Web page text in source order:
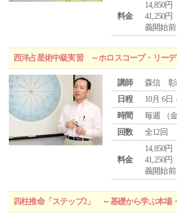
料金
14,850
41,250
義開始前
西洋占星術中級実習 ～ホロスコープ・リー
講師
森信 彰
日程
10月 6日
時間
毎週 （金
回数
全12回
料金
14,850
41,250
義開始前
四柱推命「ステップ2」 ～基礎から学ぶ本場